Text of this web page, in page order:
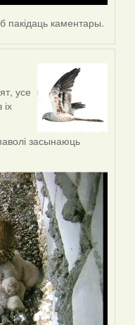
пакідаць каментары.
усе
засынаюць